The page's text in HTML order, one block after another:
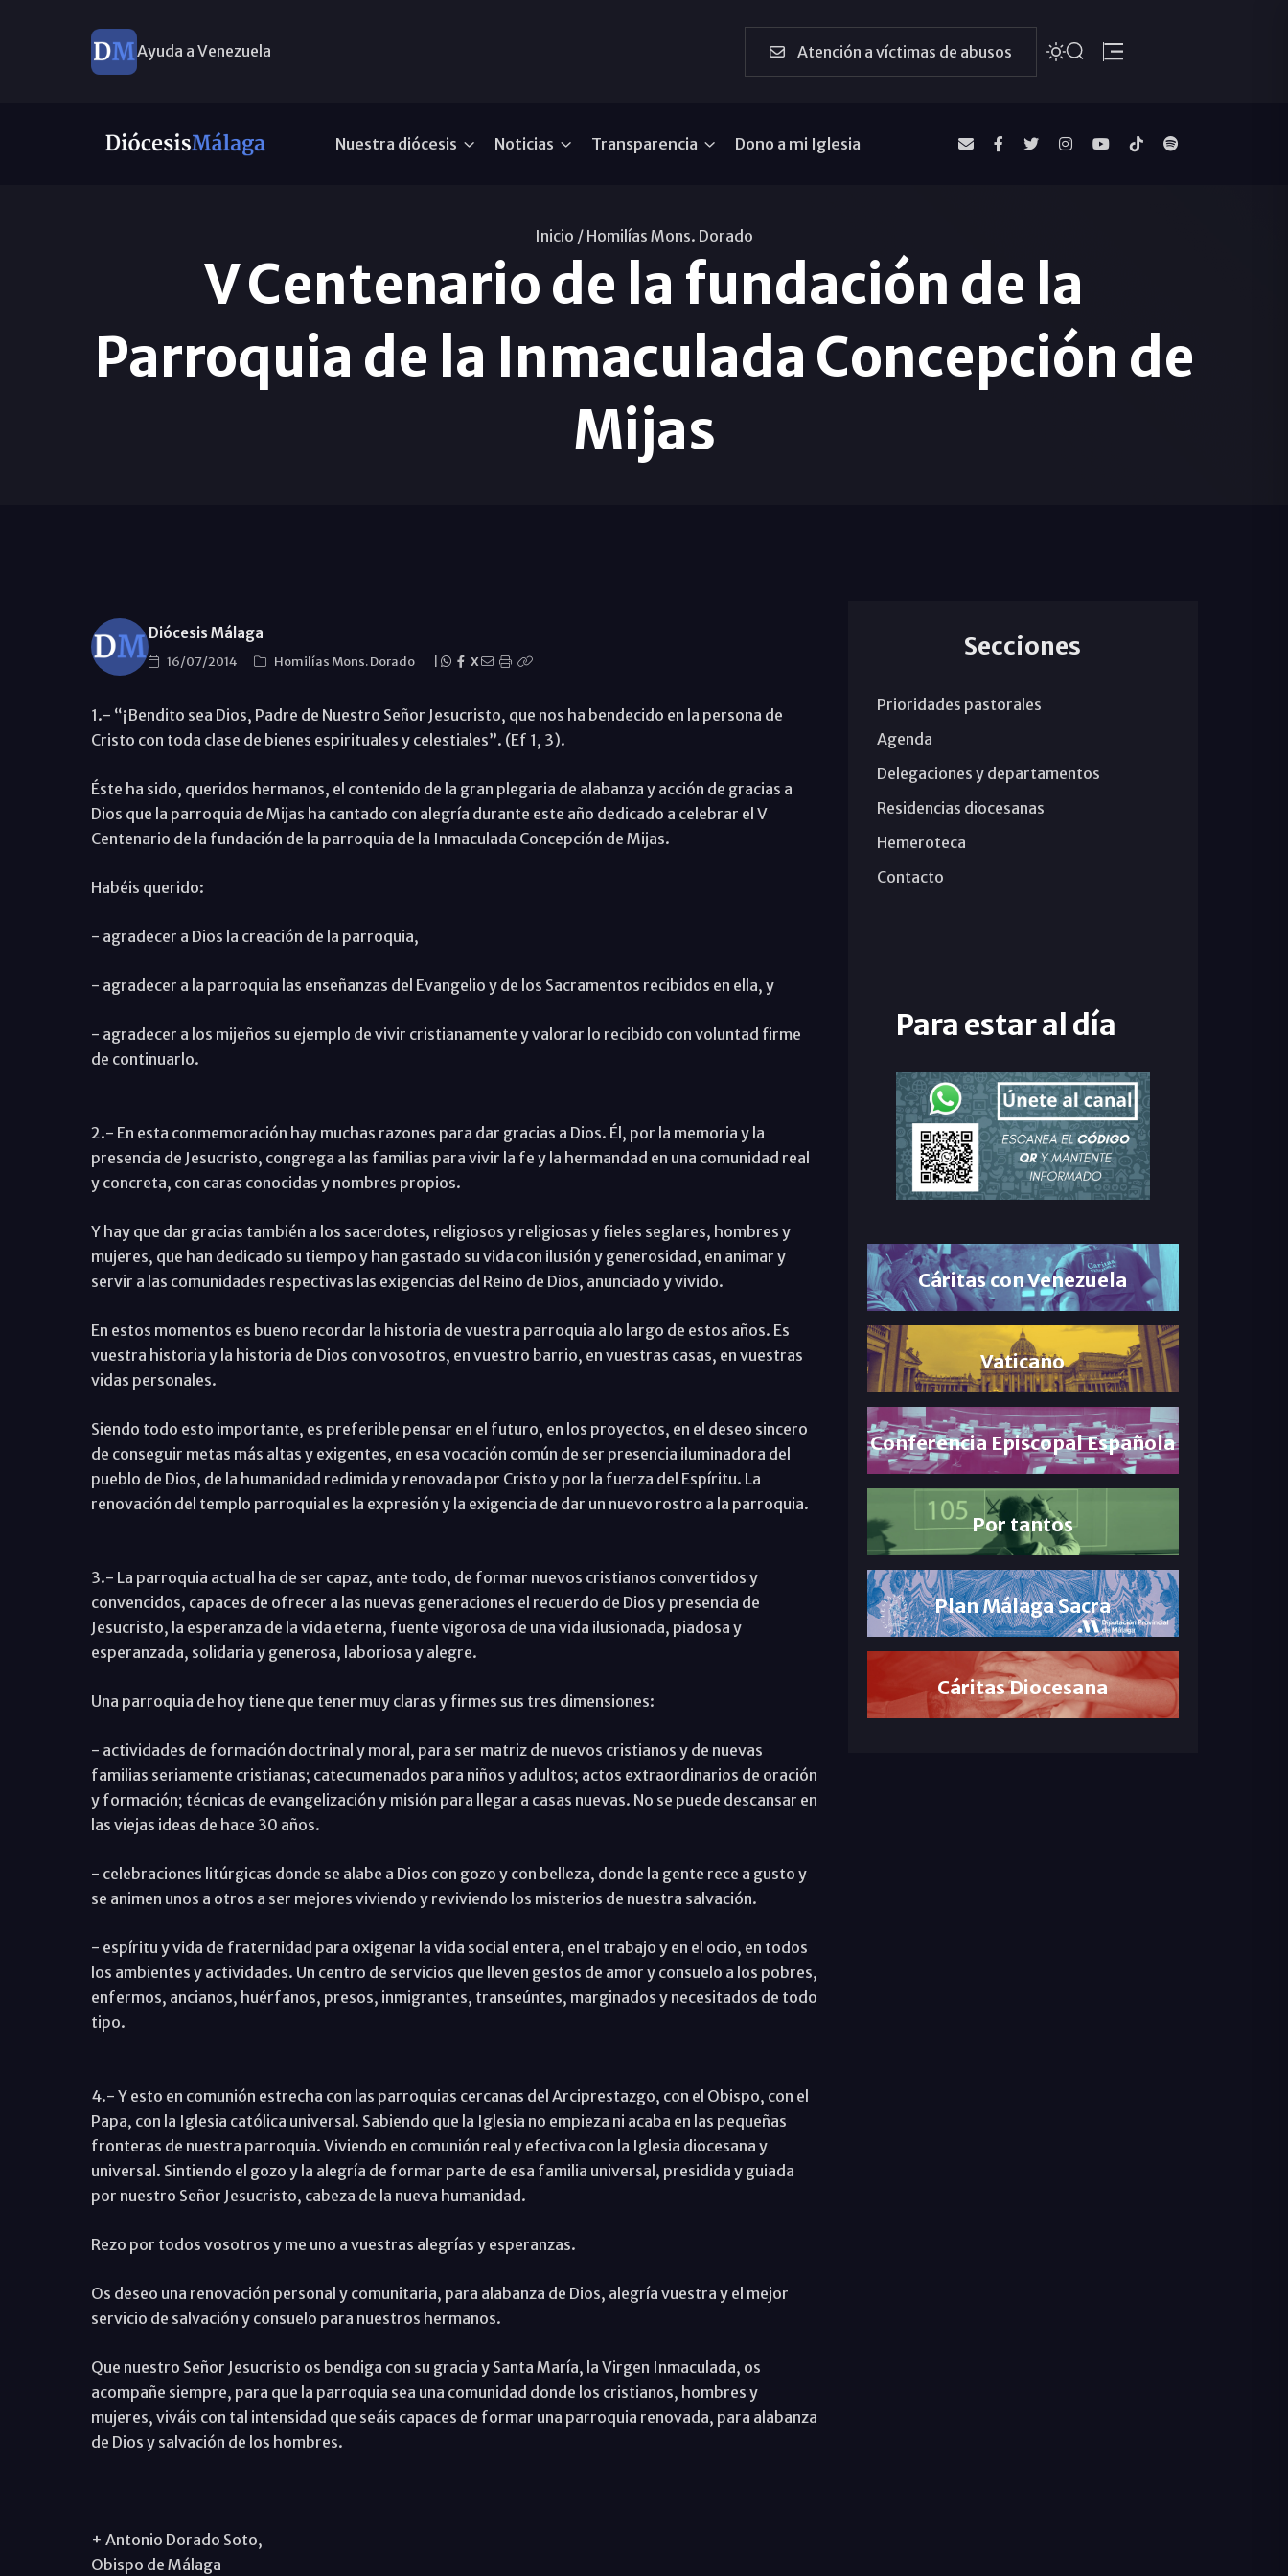
Ayuda a Venezuela Atención a víctimas de abusos
Nuestra diócesis Noticias Transparencia Dono a mi Iglesia
Inicio / Homilías Mons. Dorado
V Centenario de la fundación de la
Parroquia de la Inmaculada Concepción de
Mijas
Diócesis Málaga
16/07/2014 Homilías Mons. Dorado X
1.- “¡Bendito sea Dios, Padre de Nuestro Señor Jesucristo, que nos ha bendecido en la persona de
Cristo con toda clase de bienes espirituales y celestiales”. (Ef 1, 3).
Éste ha sido, queridos hermanos, el contenido de la gran plegaria de alabanza y acción de gracias a
Dios que la parroquia de Mijas ha cantado con alegría durante este año dedicado a celebrar el V
Centenario de la fundación de la parroquia de la Inmaculada Concepción de Mijas.
Habéis querido:
- agradecer a Dios la creación de la parroquia,
- agradecer a la parroquia las enseñanzas del Evangelio y de los Sacramentos recibidos en ella, y
- agradecer a los mijeños su ejemplo de vivir cristianamente y valorar lo recibido con voluntad firme
de continuarlo.
2.- En esta conmemoración hay muchas razones para dar gracias a Dios. Él, por la memoria y la
presencia de Jesucristo, congrega a las familias para vivir la fe y la hermandad en una comunidad real
y concreta, con caras conocidas y nombres propios.
Y hay que dar gracias también a los sacerdotes, religiosos y religiosas y fieles seglares, hombres y
mujeres, que han dedicado su tiempo y han gastado su vida con ilusión y generosidad, en animar y
servir a las comunidades respectivas las exigencias del Reino de Dios, anunciado y vivido.
En estos momentos es bueno recordar la historia de vuestra parroquia a lo largo de estos años. Es
vuestra historia y la historia de Dios con vosotros, en vuestro barrio, en vuestras casas, en vuestras
vidas personales.
Siendo todo esto importante, es preferible pensar en el futuro, en los proyectos, en el deseo sincero
de conseguir metas más altas y exigentes, en esa vocación común de ser presencia iluminadora del
pueblo de Dios, de la humanidad redimida y renovada por Cristo y por la fuerza del Espíritu. La
renovación del templo parroquial es la expresión y la exigencia de dar un nuevo rostro a la parroquia.
3.- La parroquia actual ha de ser capaz, ante todo, de formar nuevos cristianos convertidos y
convencidos, capaces de ofrecer a las nuevas generaciones el recuerdo de Dios y presencia de
Jesucristo, la esperanza de la vida eterna, fuente vigorosa de una vida ilusionada, piadosa y
esperanzada, solidaria y generosa, laboriosa y alegre.
Una parroquia de hoy tiene que tener muy claras y firmes sus tres dimensiones:
- actividades de formación doctrinal y moral, para ser matriz de nuevos cristianos y de nuevas
familias seriamente cristianas; catecumenados para niños y adultos; actos extraordinarios de oración
y formación; técnicas de evangelización y misión para llegar a casas nuevas. No se puede descansar en
las viejas ideas de hace 30 años.
- celebraciones litúrgicas donde se alabe a Dios con gozo y con belleza, donde la gente rece a gusto y
se animen unos a otros a ser mejores viviendo y reviviendo los misterios de nuestra salvación.
- espíritu y vida de fraternidad para oxigenar la vida social entera, en el trabajo y en el ocio, en todos
los ambientes y actividades. Un centro de servicios que lleven gestos de amor y consuelo a los pobres,
enfermos, ancianos, huérfanos, presos, inmigrantes, transeúntes, marginados y necesitados de todo
tipo.
4.- Y esto en comunión estrecha con las parroquias cercanas del Arciprestazgo, con el Obispo, con el
Papa, con la Iglesia católica universal. Sabiendo que la Iglesia no empieza ni acaba en las pequeñas
fronteras de nuestra parroquia. Viviendo en comunión real y efectiva con la Iglesia diocesana y
universal. Sintiendo el gozo y la alegría de formar parte de esa familia universal, presidida y guiada
por nuestro Señor Jesucristo, cabeza de la nueva humanidad.
Rezo por todos vosotros y me uno a vuestras alegrías y esperanzas.
Os deseo una renovación personal y comunitaria, para alabanza de Dios, alegría vuestra y el mejor
servicio de salvación y consuelo para nuestros hermanos.
Que nuestro Señor Jesucristo os bendiga con su gracia y Santa María, la Virgen Inmaculada, os
acompañe siempre, para que la parroquia sea una comunidad donde los cristianos, hombres y
mujeres, viváis con tal intensidad que seáis capaces de formar una parroquia renovada, para alabanza
de Dios y salvación de los hombres.
+ Antonio Dorado Soto,
Obispo de Málaga
Secciones
Prioridades pastorales
Agenda
Delegaciones y departamentos
Residencias diocesanas
Hemeroteca
Contacto
Para estar al día
Cáritas con Venezuela
Vaticano
Conferencia Episcopal Española
Por tantos
Plan Málaga Sacra
Cáritas Diocesana